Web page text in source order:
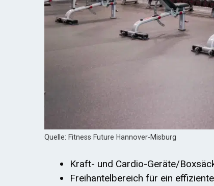
Quelle: Fitness Future Hannover-Misburg
Kraft- und Cardio-Geräte/
Freihantelbereich für ein